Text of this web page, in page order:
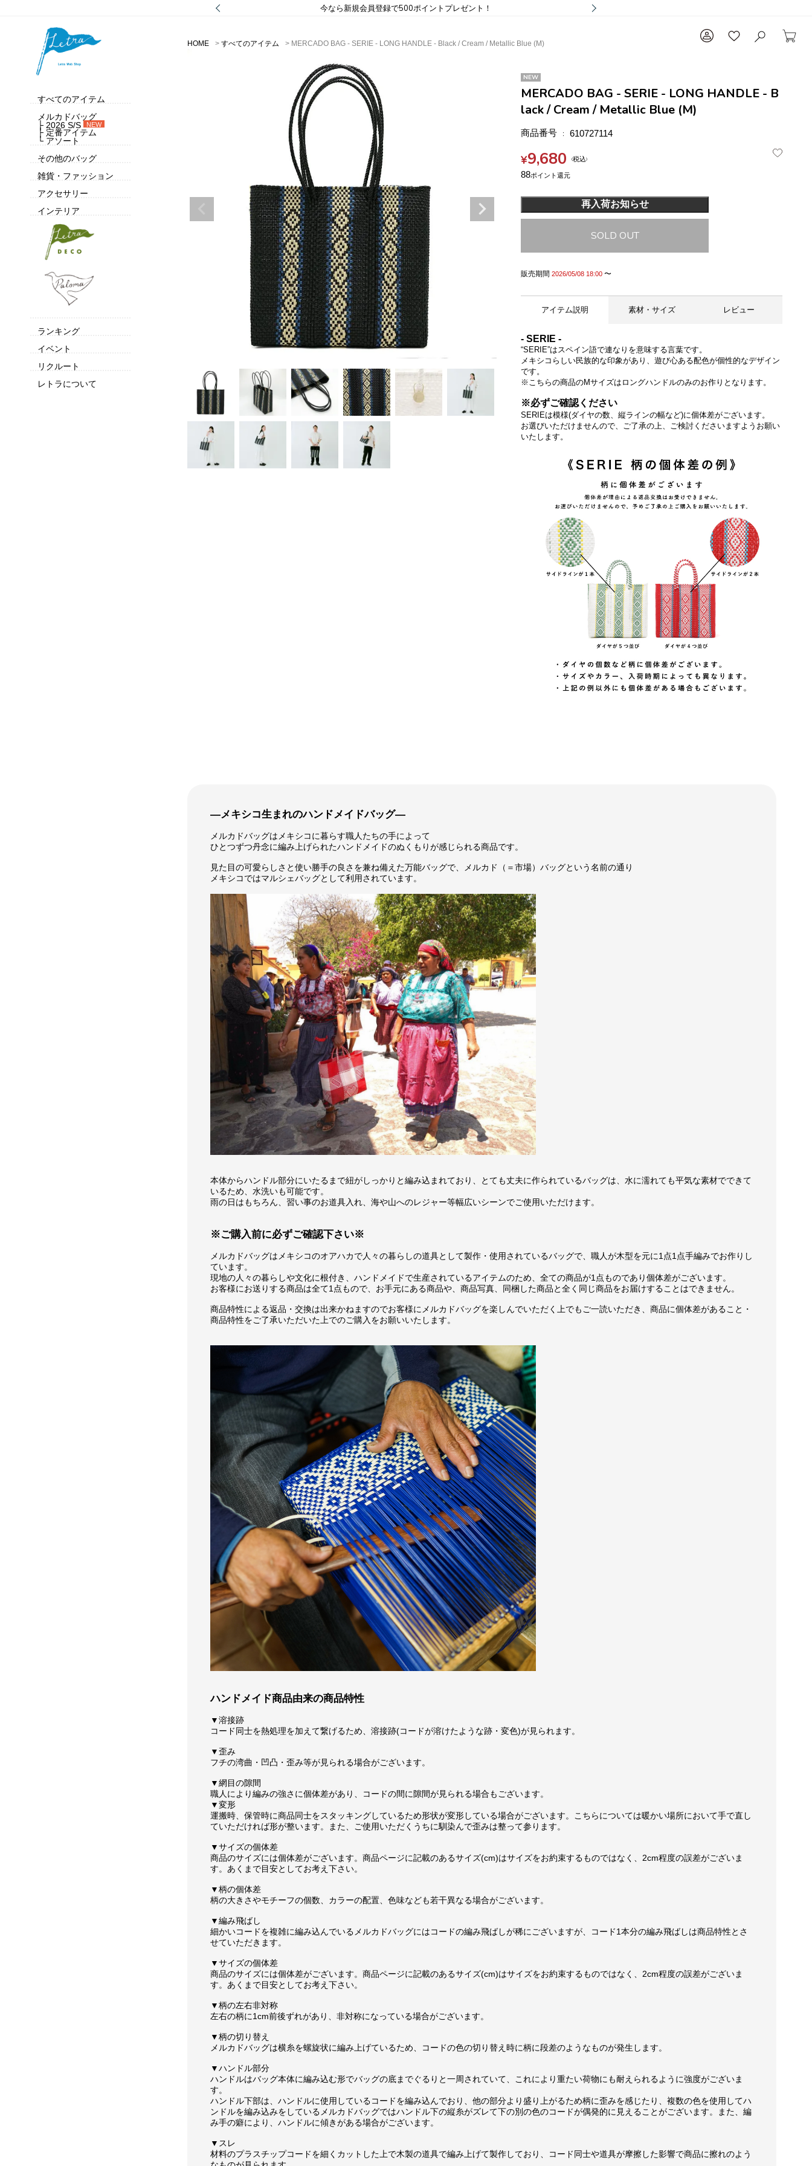
今なら新規会員登録で500ポイントプレゼント！
すべてのアイテム
メルカドバッグ
├ 2026 S/S
NEW
├ 定番アイテム
└ アソート
その他のバッグ
雑貨・ファッション
アクセサリー
インテリア
ランキング
イベント
リクルート
レトラについて
HOME すべてのアイテム MERCADO BAG - SERIE - LONG HANDLE - Black / Cream / Metallic Blue (M)
NEW
MERCADO BAG - SERIE - LONG HANDLE - B
lack / Cream / Metallic Blue (M)
商品番号 610727114
¥9,680 税込
88
再入荷お知らせ
SOLD OUT
販売期間 2026/05/08 18:00 〜
アイテム説明 素材・サイズ レビュー
- SERIE -
“SERIE”はスペイン語で連なりを意味する言葉です。
メキシコらしい民族的な印象があり、遊び心ある配色が個性的なデザイン
です。
※こちらの商品のMサイズはロングハンドルのみのお作りとなります。
※必ずご確認ください
SERIEは模様(ダイヤの数、縦ラインの幅など)に個体差がございます。
お選びいただけませんので、ご了承の上、ご検討くださいますようお願い
いたします。
―メキシコ生まれのハンドメイドバッグ―
メルカドバッグはメキシコに暮らす職人たちの手によって
ひとつずつ丹念に編み上げられたハンドメイドのぬくもりが感じられる商品です。
見た目の可愛らしさと使い勝手の良さを兼ね備えた万能バッグで、メルカド（＝市場）バッグという名前の通り
メキシコではマルシェバッグとして利用されています。
本体からハンドル部分にいたるまで紐がしっかりと編み込まれており、とても丈夫に作られているバッグは、水に濡れても平気な素材でできて
いるため、水洗いも可能です。
雨の日はもちろん、習い事のお道具入れ、海や山へのレジャー等幅広いシーンでご使用いただけます。
※ご購入前に必ずご確認下さい※
メルカドバッグはメキシコのオアハカで人々の暮らしの道具として製作・使用されているバッグで、職人が木型を元に1点1点手編みでお作りし
ています。
現地の人々の暮らしや文化に根付き、ハンドメイドで生産されているアイテムのため、全ての商品が1点ものであり個体差がございます。
お客様にお送りする商品は全て1点もので、お手元にある商品や、商品写真、同梱した商品と全く同じ商品をお届けすることはできません。
商品特性による返品・交換は出来かねますのでお客様にメルカドバッグを楽しんでいただく上でもご一読いただき、商品に個体差があること・
商品特性をご了承いただいた上でのご購入をお願いいたします。
ハンドメイド商品由来の商品特性
▼溶接跡
コード同士を熱処理を加えて繋げるため、溶接跡(コードが溶けたような跡・変色)が見られます。
▼歪み
フチの湾曲・凹凸・歪み等が見られる場合がございます。
▼網目の隙間
職人により編みの強さに個体差があり、コードの間に隙間が見られる場合もございます。
▼変形
運搬時、保管時に商品同士をスタッキングしているため形状が変形している場合がございます。こちらについては暖かい場所において手で直し
ていただければ形が整います。また、ご使用いただくうちに馴染んで歪みは整って参ります。
▼サイズの個体差
商品のサイズには個体差がございます。商品ページに記載のあるサイズ(cm)はサイズをお約束するものではなく、2cm程度の誤差がございま
す。あくまで目安としてお考え下さい。
▼柄の個体差
柄の大きさやモチーフの個数、カラーの配置、色味なども若干異なる場合がございます。
▼編み飛ばし
細かいコードを複雑に編み込んでいるメルカドバッグにはコードの編み飛ばしが稀にございますが、コード1本分の編み飛ばしは商品特性とさ
せていただきます。
▼サイズの個体差
商品のサイズには個体差がございます。商品ページに記載のあるサイズ(cm)はサイズをお約束するものではなく、2cm程度の誤差がございま
す。あくまで目安としてお考え下さい。
▼柄の左右非対称
左右の柄に1cm前後ずれがあり、非対称になっている場合がございます。
▼柄の切り替え
メルカドバッグは横糸を螺旋状に編み上げているため、コードの色の切り替え時に柄に段差のようなものが発生します。
▼ハンドル部分
ハンドルはバッグ本体に編み込む形でバッグの底までぐるりと一周されていて、これにより重たい荷物にも耐えられるように強度がございま
す。
ハンドル下部は、ハンドルに使用しているコードを編み込んでおり、他の部分より盛り上がるため柄に歪みを感じたり、複数の色を使用してハ
ンドルを編み込みをしているメルカドバッグではハンドル下の縦糸がズレて下の別の色のコードが偶発的に見えることがございます。また、編
み手の癖により、ハンドルに傾きがある場合がございます。
▼スレ
材料のプラスチップコードを細くカットした上で木製の道具で編み上げて製作しており、コード同士や道具が摩擦した影響で商品に擦れのよう